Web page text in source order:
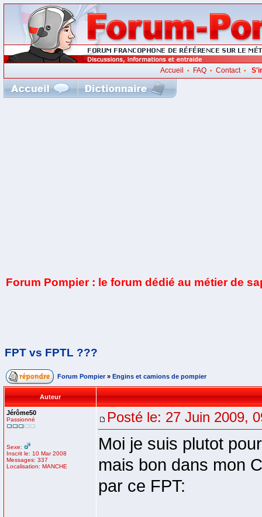
Accueil • FAQ• Contact•
Forum Pompier : le forum dédié au métier de
FPT vs FPTL ???
Forum Pompier » Engins et camions de pompier
Auteur
Jérôme50
Passionné
Sexe:
Inscrit le: 10 Mar 2008
Messages: 337
Localisation: MANCHE
Posté le: 27 Juin 2009,
Moi je suis plutot
mais bon dans mon
par ce FPT: